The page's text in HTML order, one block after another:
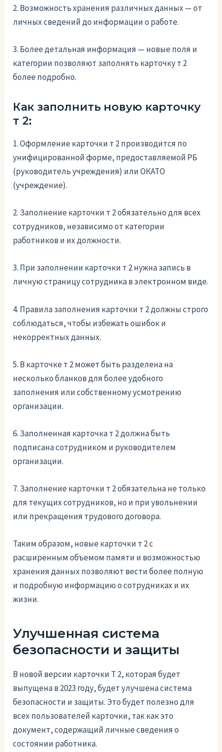
2. Возможность хранения различных данных — от
личных сведений до информации о работе.
3. Более детальная информация — новые поля и
категории позволяют заполнять карточку т 2
более подробно.
Как заполнить новую карточку
т 2:
1. Оформление карточки т 2 производится по
унифицированной форме, предоставляемой РБ
(руководитель учреждения) или ОКАТО
(учреждение).
2. Заполнение карточки т 2 обязательно для всех
сотрудников, независимо от категории
работников и их должности.
3. При заполнении карточки т 2 нужна запись в
личную страницу сотрудника в электронном виде.
4. Правила заполнения карточки т 2 должны строго
соблюдаться, чтобы избежать ошибок и
некорректных данных.
5. В карточке т 2 может быть разделена на
несколько бланков для более удобного
заполнения или собственному усмотрению
организации.
6. Заполненная карточка т 2 должна быть
подписана сотрудником и руководителем
организации.
7. Заполнение карточки т 2 обязательна не только
для текущих сотрудников, но и при увольнении
или прекращения трудового договора.
Таким образом, новые карточки т 2 с
расширенным объемом памяти и возможностью
хранения данных позволяют вести более полную
и подробную информацию о сотрудниках и их
жизни.
Улучшенная система
безопасности и защиты
В новой версии карточки Т 2, которая будет
выпущена в 2023 году, будет улучшена система
безопасности и защиты. Это будет полезно для
всех пользователей карточки, так как это
документ, содержащий личные сведения о
состоянии работника.